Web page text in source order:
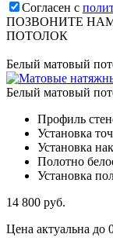
Согласен с
ПОЗВОНИТЕ
ПОТОЛОК
Белый матовый
Белый матовый
Профиль
Установка
Установка
Полотно
Установка
14 800 руб.
Цена актуальна до